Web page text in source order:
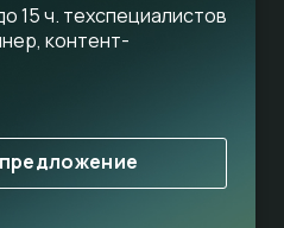
15 ч. техспециалистов
контент-